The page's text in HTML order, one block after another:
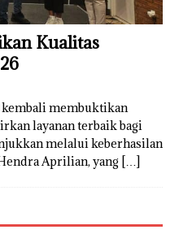
Kualitas
kembali membuktikan
layanan terbaik bagi
melalui keberhasilan
Aprilian, yang […]